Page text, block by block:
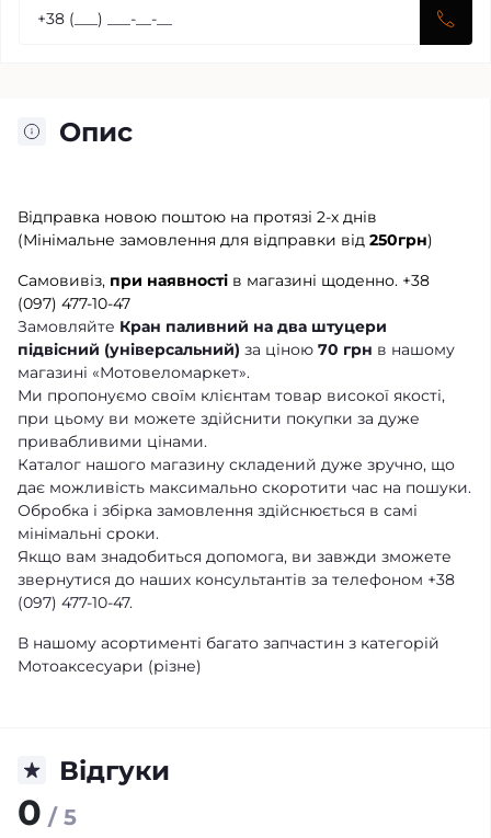
Опис
Відправка новою поштою на протязі 2-х днів
(Мінімальне замовлення для відправки від 250грн)
Самовивіз, при наявності в магазині щоденно. +38
(097) 477-10-47
Замовляйте Кран паливний на два штуцери
підвісний (універсальний) за ціною 70 грн в нашому
магазині «Мотовеломаркет».
Ми пропонуємо своїм клієнтам товар високої якості,
при цьому ви можете здійснити покупки за дуже
привабливими цінами.
Каталог нашого магазину складений дуже зручно, що
дає можливість максимально скоротити час на пошуки.
Обробка і збірка замовлення здійснюється в самі
мінімальні сроки.
Якщо вам знадобиться допомога, ви завжди зможете
звернутися до наших консультантів за телефоном +38
(097) 477-10-47.
В нашому асортименті багато запчастин з категорій
Мотоаксесуари (різне)
Відгуки
0 / 5